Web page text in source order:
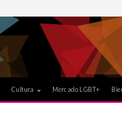
Cultura Mercado LGBT+